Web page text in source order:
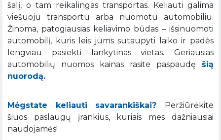
šalį, o tam reikalingas transportas. Keliauti galima
viešuoju transportu arba nuomotu automobiliu.
Žinoma, patogiausias keliavimo būdas – išsinuomoti
automobilį, kuris leis jums sutaupyti laiko ir padės
lengviau pasiekti lankytinas vietas. Geriausias
automobilių nuomos kainas rasite paspaudę šią
nuorodą.
Mėgstate keliauti savarankiškai? Peržiūrėkite
šiuos paslaugų įrankius, kuriais mes dažniausiai
naudojamės!